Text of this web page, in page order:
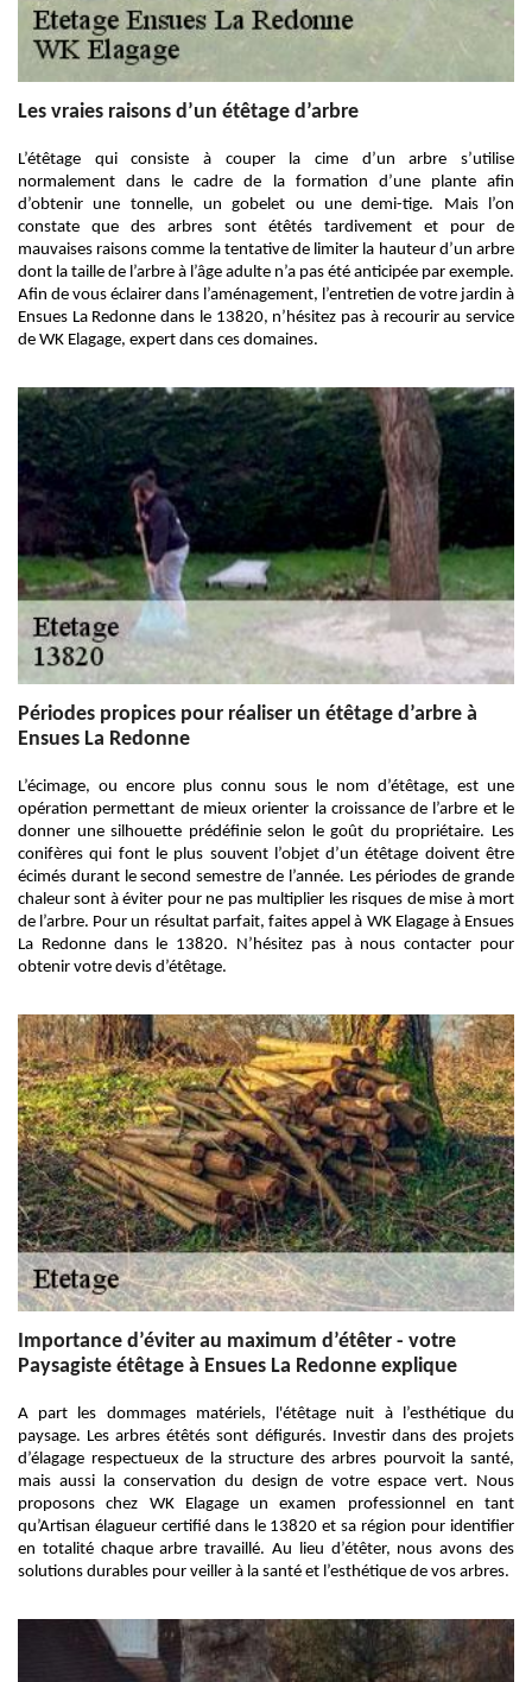
Les vraies raisons d’un étêtage d’arbre
L’étêtage qui consiste à couper la cime d’un arbre s’utilise
normalement dans le cadre de la formation d’une plante afin
d’obtenir une tonnelle, un gobelet ou une demi-tige. Mais l’on
constate que des arbres sont étêtés tardivement et pour de
mauvaises raisons comme la tentative de limiter la hauteur d’un arbre
dont la taille de l’arbre à l’âge adulte n’a pas été anticipée par exemple.
Afin de vous éclairer dans l’aménagement, l’entretien de votre jardin à
Ensues La Redonne dans le 13820, n’hésitez pas à recourir au service
de WK Elagage, expert dans ces domaines.
Périodes propices pour réaliser un étêtage d’arbre à
Ensues La Redonne
L’écimage, ou encore plus connu sous le nom d’étêtage, est une
opération permettant de mieux orienter la croissance de l’arbre et le
donner une silhouette prédéfinie selon le goût du propriétaire. Les
conifères qui font le plus souvent l’objet d’un étêtage doivent être
écimés durant le second semestre de l’année. Les périodes de grande
chaleur sont à éviter pour ne pas multiplier les risques de mise à mort
de l’arbre. Pour un résultat parfait, faites appel à WK Elagage à Ensues
La Redonne dans le 13820. N’hésitez pas à nous contacter pour
obtenir votre devis d’étêtage.
Importance d’éviter au maximum d’étêter - votre
Paysagiste étêtage à Ensues La Redonne explique
A part les dommages matériels, l'étêtage nuit à l’esthétique du
paysage. Les arbres étêtés sont défigurés. Investir dans des projets
d’élagage respectueux de la structure des arbres pourvoit la santé,
mais aussi la conservation du design de votre espace vert. Nous
proposons chez WK Elagage un examen professionnel en tant
qu’Artisan élagueur certifié dans le 13820 et sa région pour identifier
en totalité chaque arbre travaillé. Au lieu d’étêter, nous avons des
solutions durables pour veiller à la santé et l’esthétique de vos arbres.